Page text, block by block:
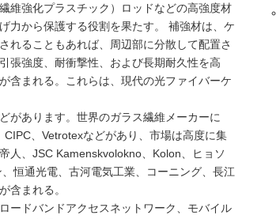
維強化プラスチック）ロッドなどの高強度材
力から保護する役割を果たす。 補強材は、ケ
れることもあれば、周辺部に分散して配置さ
張強度、耐衝撃性、および長期耐久性を高
含まれる。これらは、現代の光ファイバーケ
があります。世界のガラス繊維メーカーに
、Vetrotexなどがあり、市場は高度に集
人、JSC Kamenskvolokno、Kolon、ヒョソ
恒通光電、古河電気工業、コーニング、長江
含まれる。
ードバンドアクセスネットワーク、モバイル